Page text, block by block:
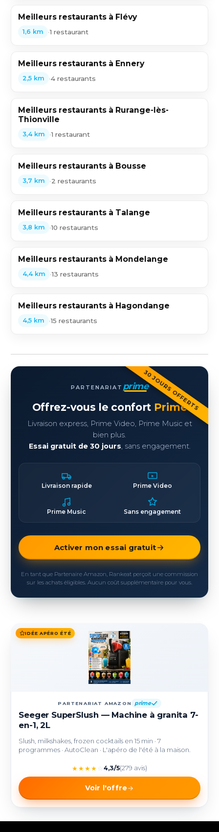
Meilleurs restaurants à Flévy
1,6 km •1 restaurant
Meilleurs restaurants à Ennery
2,5 km •4 restaurants
Meilleurs restaurants à Rurange-lès-
Thionville
3,4 km •1 restaurant
Meilleurs restaurants à Bousse
3,7 km •2 restaurants
Meilleurs restaurants à Talange
3,8 km •10 restaurants
Meilleurs restaurants à Mondelange
4,4 km •13 restaurants
Meilleurs restaurants à Hagondange
4,5 km •15 restaurants
30 JOURS OFFERTS
PARTENARIAT prime
Offrez-vous le confort Prime
Livraison express, Prime Video, Prime Music et
bien plus.
Essai gratuit de 30 jours, sans engagement.
Livraison rapide Prime Video
Prime Music Sans engagement
Activer mon essai gratuit
En tant que Partenaire Amazon, Rankeat perçoit une commission
sur les achats éligibles. Aucun coût supplémentaire pour vous.
IDÉE APÉRO ÉTÉ
PARTENARIAT AMAZON prime
Seeger SuperSlush — Machine à granita 7-
en-1, 2L
Slush, milkshakes, frozen cocktails en 15 min · 7
programmes · AutoClean · L'apéro de l'été à la maison.
★★★★ 4,3/5(279 avis)
Voir l'offre